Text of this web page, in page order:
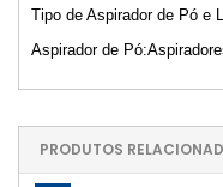
Tipo de Aspirador de Pó e
Aspirador de
PRODUTOS